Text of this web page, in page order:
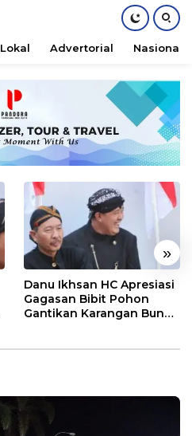
Lokal Advertorial Nasional
»
Danu Ikhsan HC Apresiasi
Gagasan Bibit Pohon
Gantikan Karangan Bunga